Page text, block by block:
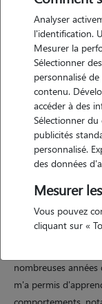
Motivation
j'ai passé mon
des chats chez moi
loulous qui me
sans chien ni
que vous puissiez
photos
Expérience
nombreuses années
m'a permis
Analyser
l'identification.
Mesurer la
Sélectionner
personnalisé
contenu.
accéder à des
Sélectionner du
publicités
personnalisé.
des données
Mesurer
Vous pouvez
cliquant sur «